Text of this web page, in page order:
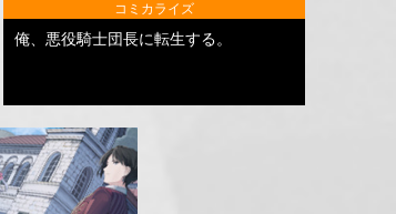
コミカライズ
俺、悪役騎士団長に転生する。